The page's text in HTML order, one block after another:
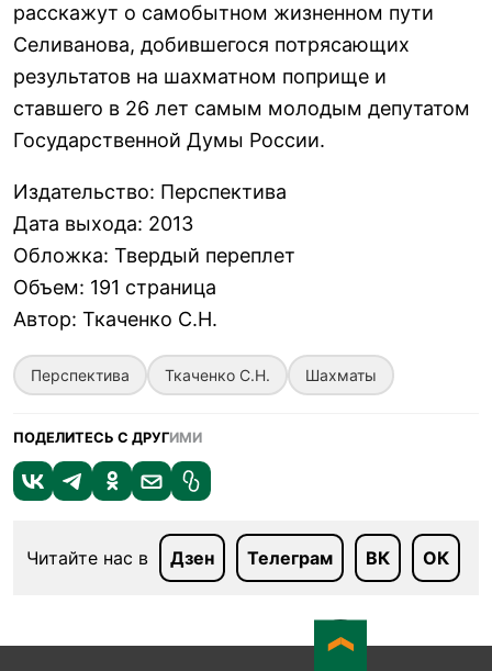
расскажут о самобытном жизненном пути
Селиванова, добившегося потрясающих
результатов на шахматном поприще и
ставшего в 26 лет самым молодым депутатом
Государственной Думы России.
Издательство: Перспектива
Дата выхода: 2013
Обложка: Твердый переплет
Объем: 191 страница
Автор: Ткаченко С.Н.
Перспектива Ткаченко С.Н. Шахматы
ПОДЕЛИТЕСЬ С ДРУГИМИ
Читайте нас в Дзен Телеграм ВК ОК